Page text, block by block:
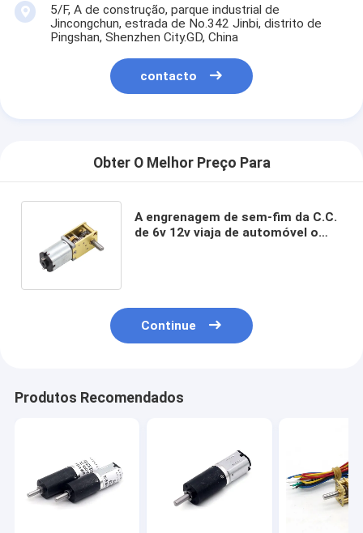
5/F, A de construção, parque industrial de
Jincongchun, estrada de No.342 Jinbi, distrito de
Pingshan, Shenzhen City.GD, China
contacto
Obter O Melhor Preço Para
A engrenagem de sem-fim da C.C.
de 6v 12v viaja de automóvel o
Continue
Produtos Recomendados